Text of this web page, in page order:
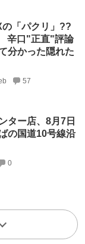
「パクリ」??
口"正直"評論
分かった隠れた
57
ター店、8月7日
の国道10号線沿
0